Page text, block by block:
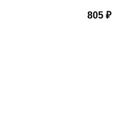
805 ₽